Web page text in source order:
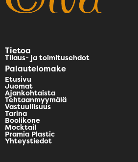
Tietoa
Tilaus- ja toimitusehdot
Palautelomake
Etusivu
Juomat
Ajankohtaista
Tehtaanmyymälä
Vastuullisuus
Tarina
Boolikone
Mocktail
Pramia Plastic
Yhteystiedot